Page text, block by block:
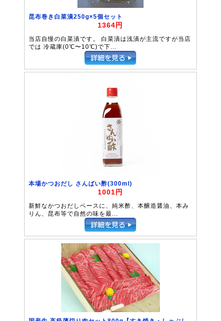
昆布巻き白菜漬250g×5個セット
1364円
当店自慢の白菜漬です。 白菜漬は浅漬が主流ですが当店
では 冷蔵庫(0℃〜10℃)で下...
本場かつおだし さんばい酢(300ml)
1001円
新鮮なかつおだしベースに、純米酢、本醸造醤油、本み
りん、昆布等で自然の味を最...